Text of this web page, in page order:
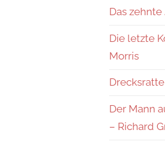
Das zehnte
Die letzte
Morris
Der Mann
– Richard